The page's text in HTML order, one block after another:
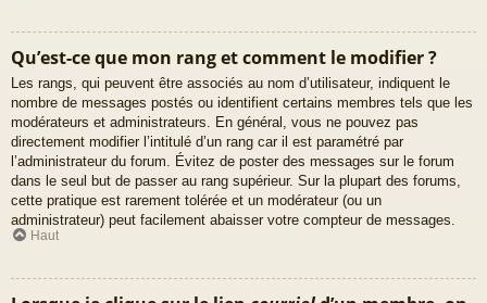
Qu’est-ce que mon rang et comment le modifier ?
Les rangs, qui peuvent être associés au nom d’utilisateur, indiquent le
nombre de messages postés ou identifient certains membres tels que les
modérateurs et administrateurs. En général, vous ne pouvez pas
directement modifier l’intitulé d’un rang car il est paramétré par
l’administrateur du forum. Évitez de poster des messages sur le forum
dans le seul but de passer au rang supérieur. Sur la plupart des forums,
cette pratique est rarement tolérée et un modérateur (ou un
administrateur) peut facilement abaisser votre compteur de messages.
Haut